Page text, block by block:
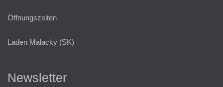
Öffnungszeiten
Laden Malacky (SK)
Newsletter